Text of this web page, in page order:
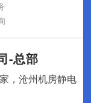
-总部
，沧州机房静电